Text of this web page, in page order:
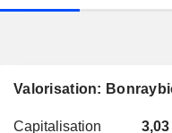
Valorisation:
Capitalisation 3,03